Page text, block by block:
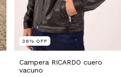
36% OFF
Campera RICARDO cuero
vacuno